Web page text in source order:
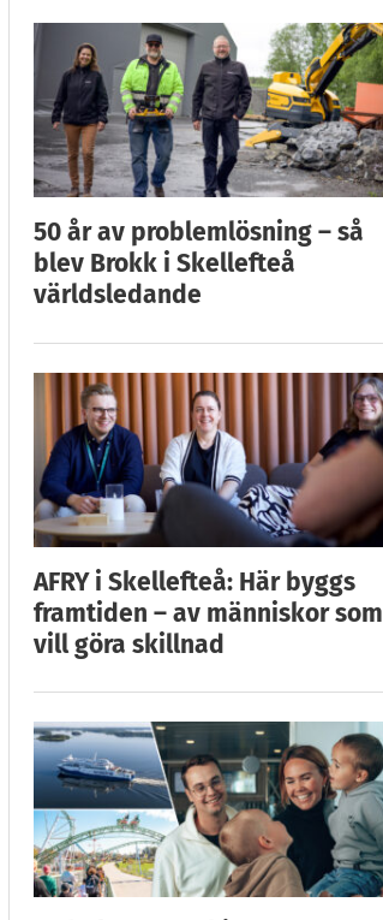
50 år av problemlösning – så
blev Brokk i Skellefteå
världsledande
AFRY i Skellefteå: Här byggs
framtiden – av människor som
vill göra skillnad